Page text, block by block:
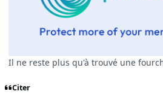
Il ne reste plus qu'à trouvé une
Citer